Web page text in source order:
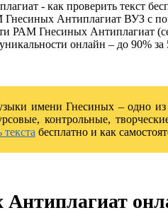
- как проверить текст
Гнесиных Антиплагиат ВУЗ с
РАМ Гнесиных Антиплагиат
онлайн – до 90%
имени Гнесиных – одно
контрольные,
бесплатно и как